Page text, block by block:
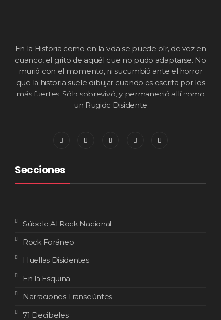
En la Historia como en la vida se puede oír, de vez en
cuando, el grito de aquél que no pudo adaptarse. No
murió con el momento, ni sucumbió ante el horror
que la historia suele dibujar cuando es escrita por los
más fuertes. Sólo sobrevivió, y permaneció allí como
un Rugido Disidente
Secciones
Súbele Al Rock Nacional
Rock Foráneo
Huellas Disidentes
En la Esquina
Narraciones Transeúntes
71 Decibeles